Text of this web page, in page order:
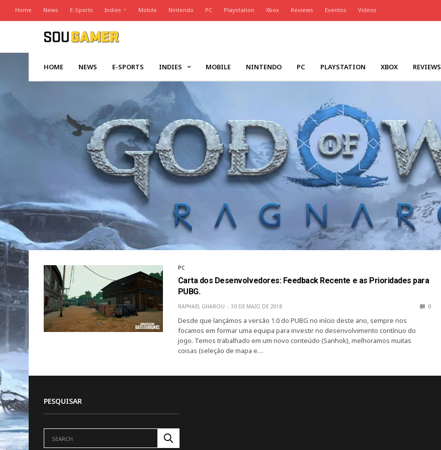
Home News E-Sports Indies Mobile Nintendo PC Playstation Xbox Reviews Eventos Videos
HOME NEWS E-SPORTS INDIES MOBILE NINTENDO PC PLAYSTATION XBOX REVIEWS
PC
Carta dos Desenvolvedores: Feedback Recente e as Prioridades para
PUBG.
RAPHAEL GHAROU 30 DE MAIO DE 2018 0
Desde que lançámos a versão 1.0 do PUBG no início deste ano, sempre nos
focamos em formar uma equipa para investir no desenvolvimento contínuo do
jogo. Temos trabalhado em um novo conteúdo (Sanhok), melhoramos muitas
coisas (seleção de mapa e…
PESQUISAR